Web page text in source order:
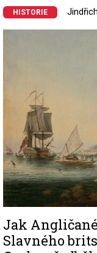
HISTORIE
Jak
Slavného